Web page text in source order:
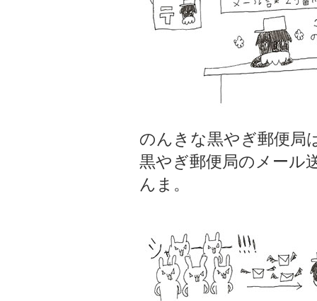
のんきな黒やぎ郵便局
黒やぎ郵便局のメール
んま。